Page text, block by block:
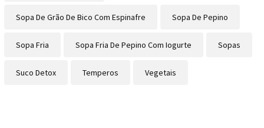
Sopa De Grão De Bico Com Espinafre Sopa De Pepino
Sopa Fria Sopa Fria De Pepino Com Iogurte Sopas
Suco Detox Temperos Vegetais